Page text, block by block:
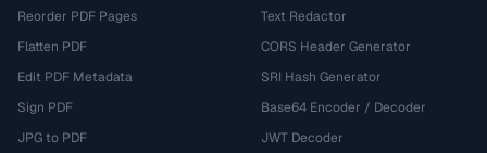
Reorder PDF Pages
Flatten PDF
Edit PDF Metadata
Sign PDF
JPG to PDF
Text Redactor
CORS Header Generator
SRI Hash Generator
Base64 Encoder / Decoder
JWT Decoder